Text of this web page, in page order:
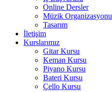
Online Dersler
Müzik Organizasyonu
Tasarım
İletişim
Kurslarımız
Gitar Kursu
Keman Kursu
Piyano Kursu
Bateri Kursu
Çello Kursu